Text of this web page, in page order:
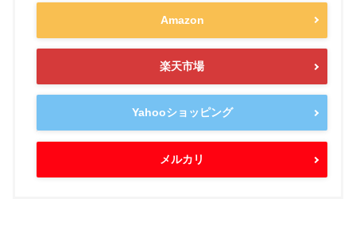
Amazon
楽天市場
Yahooショッピング
メルカリ